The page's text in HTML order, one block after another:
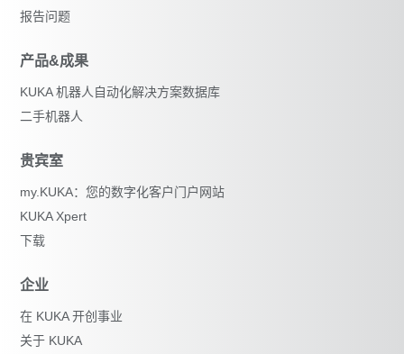
报告问题
产品&成果
KUKA 机器人自动化解决方案数据库
二手机器人
贵宾室
my.KUKA：您的数字化客户门户网站
KUKA Xpert
下载
企业
在 KUKA 开创事业
关于 KUKA